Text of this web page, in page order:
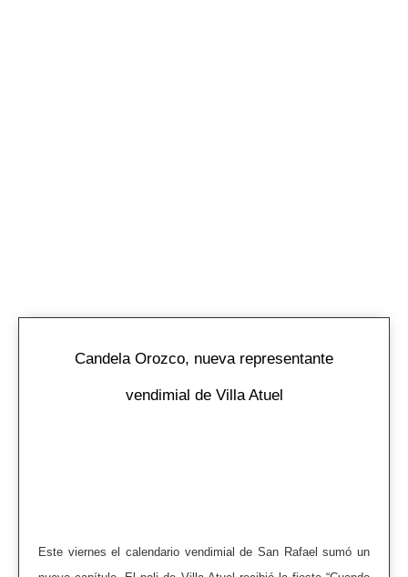
Candela Orozco, nueva representante
vendimial de Villa Atuel
Este viernes el calendario vendimial de San Rafael sumó un